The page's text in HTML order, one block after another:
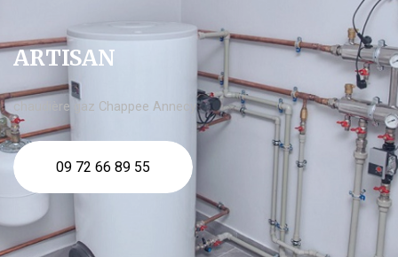
ARTISAN
chaudière gaz Chappee Annecy
09 72 66 89 55